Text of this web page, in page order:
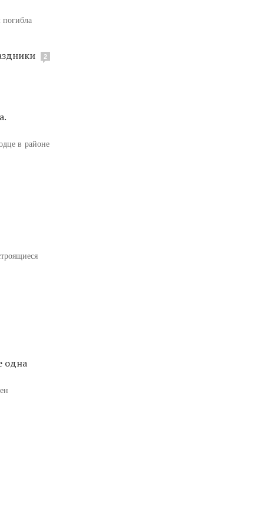
погибла
2
в районе
одна